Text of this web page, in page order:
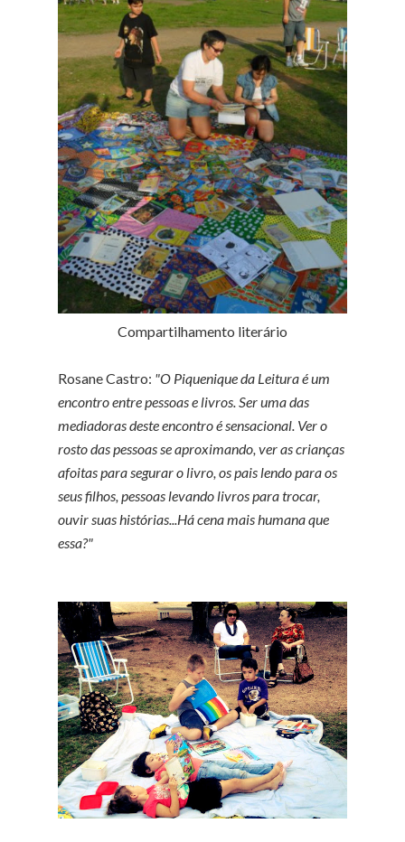
Compartilhamento literário
Rosane Castro: "O Piquenique da Leitura é um
encontro entre pessoas e livros. Ser uma das
mediadoras deste encontro é sensacional. Ver o
rosto das pessoas se aproximando, ver as crianças
afoitas para segurar o livro, os pais lendo para os
seus filhos, pessoas levando livros para trocar,
ouvir suas histórias...Há cena mais humana que
essa?"